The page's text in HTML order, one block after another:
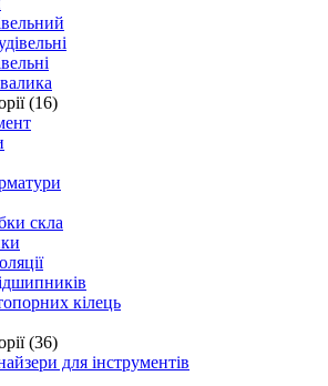
(16)
скла
кілець
(36)
для інструментів